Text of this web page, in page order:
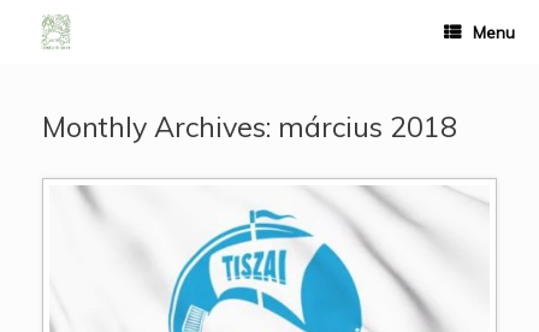
Menu
Monthly Archives: március 2018